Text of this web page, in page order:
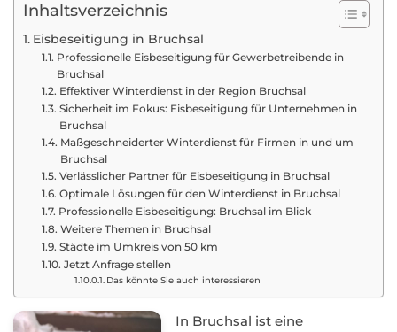
Inhaltsverzeichnis
Eisbeseitigung in Bruchsal
Professionelle Eisbeseitigung für Gewerbetreibende in
Bruchsal
Effektiver Winterdienst in der Region Bruchsal
Sicherheit im Fokus: Eisbeseitigung für Unternehmen in
Bruchsal
Maßgeschneiderter Winterdienst für Firmen in und um
Bruchsal
Verlässlicher Partner für Eisbeseitigung in Bruchsal
Optimale Lösungen für den Winterdienst in Bruchsal
Professionelle Eisbeseitigung: Bruchsal im Blick
Weitere Themen in Bruchsal
Städte im Umkreis von 50 km
Jetzt Anfrage stellen
Das könnte Sie auch interessieren
In Bruchsal ist eine